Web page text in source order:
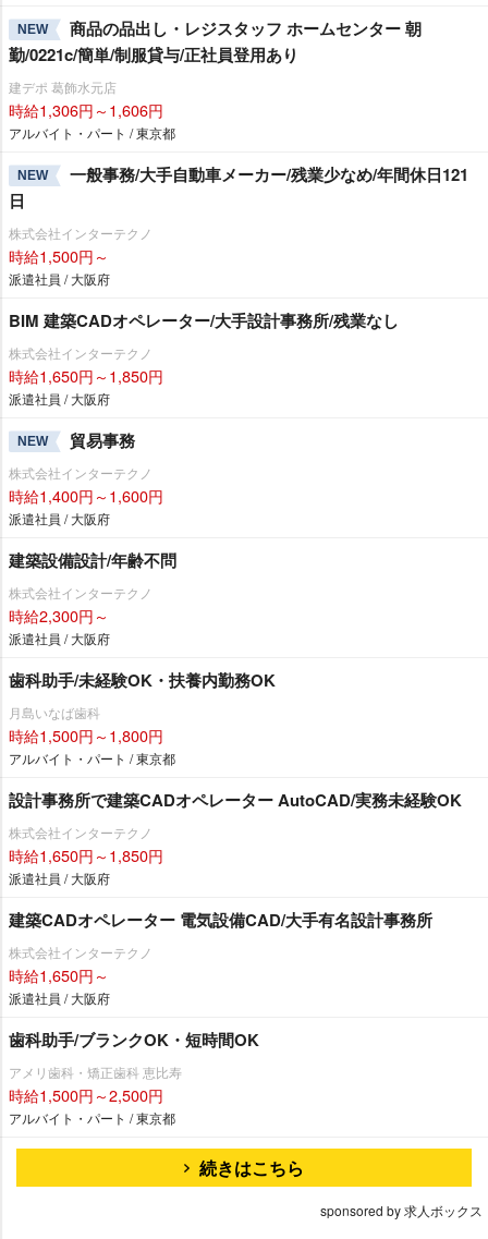
NEW
商品の品出し・レジスタッフ ホームセンター 朝
勤/0221c/簡単/制服貸与/正社員登用あり
建デポ 葛飾水元店
時給1,306円～1,606円
アルバイト・パート / 東京都
NEW
一般事務/大手自動車メーカー/残業少なめ/年間休日121
日
株式会社インターテクノ
時給1,500円～
派遣社員 / 大阪府
BIM 建築CADオペレーター/大手設計事務所/残業なし
株式会社インターテクノ
時給1,650円～1,850円
派遣社員 / 大阪府
NEW 貿易事務
株式会社インターテクノ
時給1,400円～1,600円
派遣社員 / 大阪府
建築設備設計/年齢不問
株式会社インターテクノ
時給2,300円～
派遣社員 / 大阪府
歯科助手/未経験OK・扶養内勤務OK
月島いなば歯科
時給1,500円～1,800円
アルバイト・パート / 東京都
設計事務所で建築CADオペレーター AutoCAD/実務未経験OK
株式会社インターテクノ
時給1,650円～1,850円
派遣社員 / 大阪府
建築CADオペレーター 電気設備CAD/大手有名設計事務所
株式会社インターテクノ
時給1,650円～
派遣社員 / 大阪府
歯科助手/ブランクOK・短時間OK
アメリ歯科・矯正歯科 恵比寿
時給1,500円～2,500円
アルバイト・パート / 東京都
続きはこちら
sponsored by 求人ボックス